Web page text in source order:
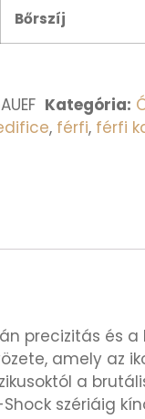
Bőrszíj
Kategória:
, férfi, férfi
precizitás és a
amely az
a
szériáig